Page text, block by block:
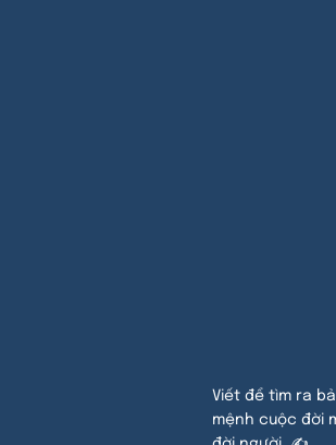
Viết để tìm ra
mệnh cuộc đời